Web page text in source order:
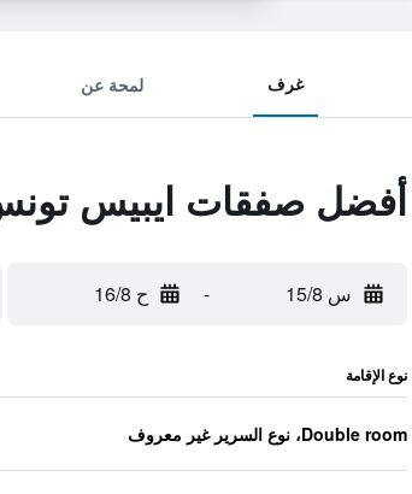
غرف لمحة عن
أفضل صفقات ايبيس
س 15/8 - ح 16/8
نوع الإقامة
Double room، نوع السرير غير معروف